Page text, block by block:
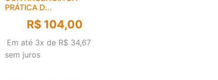
PRÁTICA D...
R$ 104,00
Em até 3x de R$ 34,67
sem juros